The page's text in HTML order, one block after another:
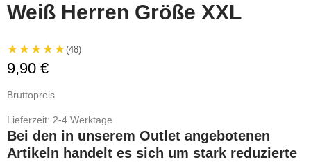
Weiß Herren Größe XXL
★★★★★(48)
9,90 €
Bruttopreis
Lieferzeit: 2-4 Werktage
Bei den in unserem Outlet angebotenen
Artikeln handelt es sich um stark reduzierte